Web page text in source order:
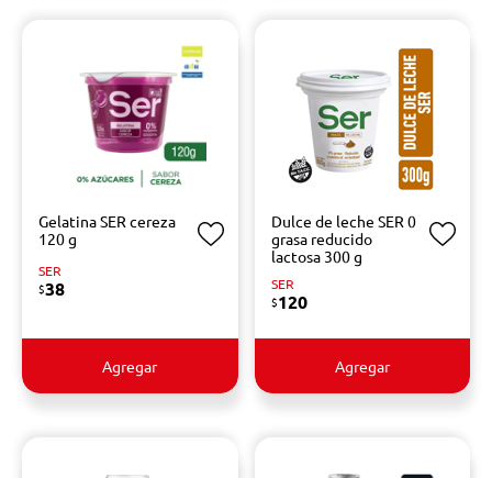
Gelatina SER cereza
120 g
SER
$38
Agregar
Dulce de leche SER 0
grasa reducido
lactosa 300 g
SER
$120
Agregar